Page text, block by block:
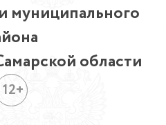
муниципального
области
12+